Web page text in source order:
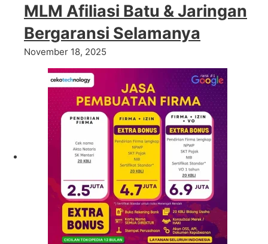
MLM Afiliasi Batu & Jaringan
Bergaransi Selamanya
November 18, 2025